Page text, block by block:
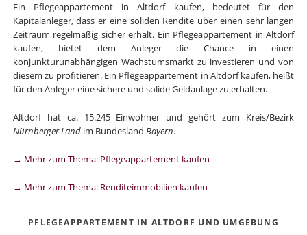
Ein Pflegeappartement in Altdorf kaufen, bedeutet für den
Kapitalanleger, dass er eine soliden Rendite über einen sehr langen
Zeitraum regelmäßig sicher erhält. Ein Pflegeappartement in Altdorf
kaufen, bietet dem Anleger die Chance in einen
konjunkturunabhängigen Wachstumsmarkt zu investieren und von
diesem zu profitieren. Ein Pflegeappartement in Altdorf kaufen, heißt
für den Anleger eine sichere und solide Geldanlage zu erhalten.
Altdorf hat ca. 15.245 Einwohner und gehört zum Kreis/Bezirk
Nürnberger Landim Bundesland Bayern.
→ Mehr zum Thema: Pflegeappartement kaufen
→ Mehr zum Thema: Renditeimmobilien kaufen
PFLEGEAPPARTEMENT IN ALTDORF UND UMGEBUNG